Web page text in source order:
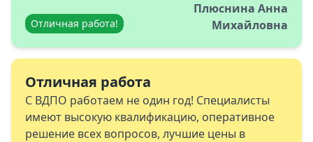
Отличная работа!
Плюснина Анна
Михайловна
Отличная работа
С ВДПО работаем не один год! Специалисты
имеют высокую квалификацию, оперативное
решение всех вопросов, лучшие цены в